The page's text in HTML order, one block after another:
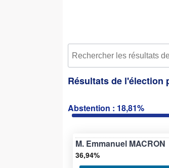
Résultats de l'élection
Abstention : 18,81%
M. Emmanuel MACRON
36,94%